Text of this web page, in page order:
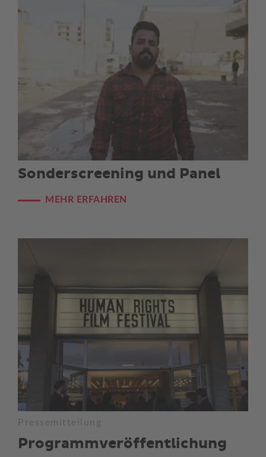
Sonderscreening und Panel
MEHR ERFAHREN
Pressemitteilung
Programm­veröffentlichung